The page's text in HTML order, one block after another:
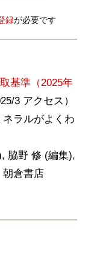
録が必要です
基準（2025年
3 アクセス）
ラルがよくわ
脇野 修 (編集),
倉書店